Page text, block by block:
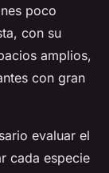
poco
con su
amplios,
con gran
evaluar el
cada especie